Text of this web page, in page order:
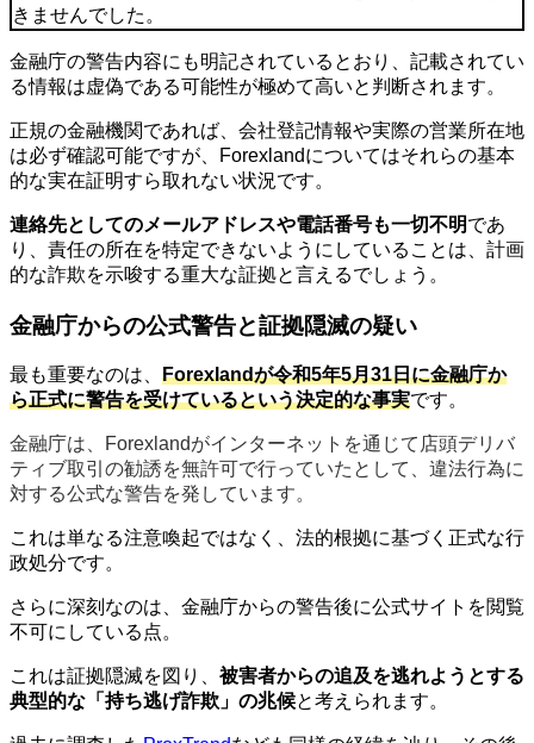
きませんでした。
金融庁の警告内容にも明記されているとおり、記載されてい
る情報は虚偽である可能性が極めて高いと判断されます。
正規の金融機関であれば、会社登記情報や実際の営業所在地
は必ず確認可能ですが、Forexlandについてはそれらの基本
的な実在証明すら取れない状況です。
連絡先としてのメールアドレスや電話番号も一切不明であ
り、責任の所在を特定できないようにしていることは、計画
的な詐欺を示唆する重大な証拠と言えるでしょう。
金融庁からの公式警告と証拠隠滅の疑い
最も重要なのは、 Forexlandが令和5年5月31日に金融庁か
ら正式に警告を受けているという決定的な事実です。
金融庁は、Forexlandがインターネットを通じて店頭デリバ
ティブ取引の勧誘を無許可で行っていたとして、違法行為に
対する公式な警告を発しています。
これは単なる注意喚起ではなく、法的根拠に基づく正式な行
政処分です。
さらに深刻なのは、金融庁からの警告後に公式サイトを閲覧
不可にしている点。
これは証拠隠滅を図り、 被害者からの追及を逃れようとする
典型的な「持ち逃げ詐欺」の兆候と考えられます。